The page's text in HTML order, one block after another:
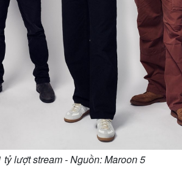
lượt stream - Nguồn: Maroon 5